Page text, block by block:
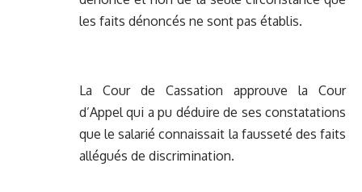
les faits dénoncés ne sont pas établis.
La Cour de Cassation approuve la Cour
d’Appel qui a pu déduire de ses constatations
que le salarié connaissait la fausseté des faits
allégués de discrimination.